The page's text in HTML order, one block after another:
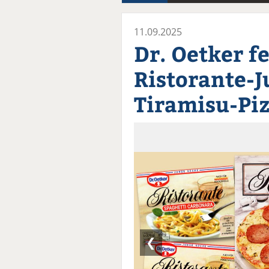
11.09.2025
Dr. Oetker
Ristorante-
Tiramisu-
❮